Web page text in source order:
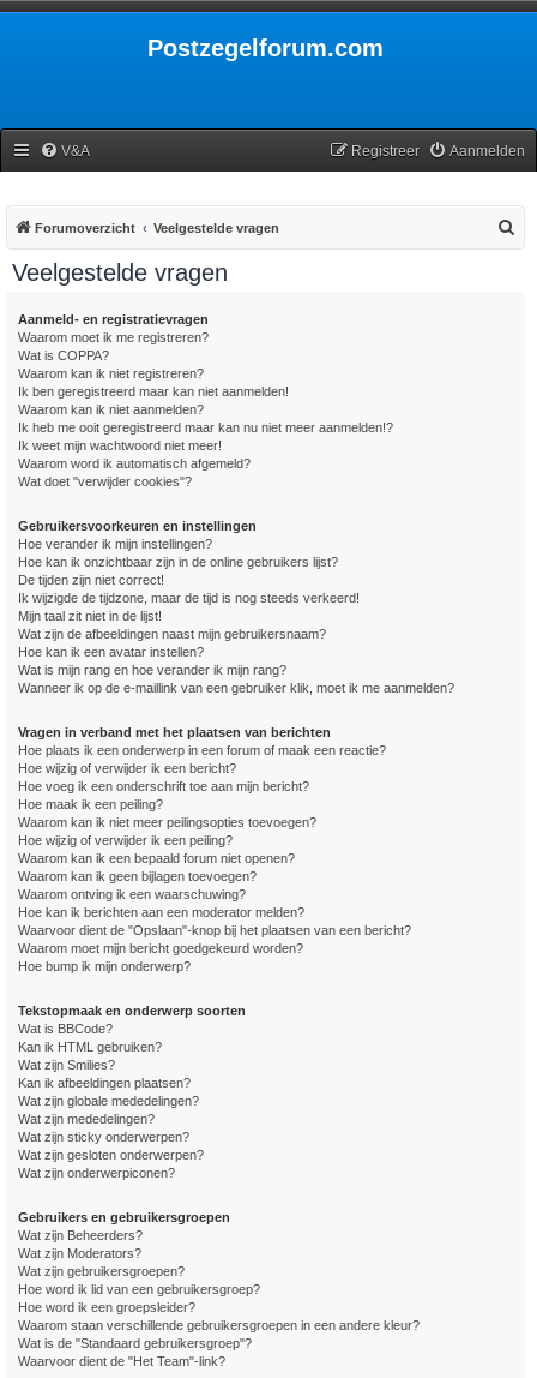
Postzegelforum.com
V&A Aanmelden
Registreer
Forumoverzicht Veelgestelde vragen
Veelgestelde vragen
Aanmeld- en registratievragen
Waarom moet ik me registreren?
Wat is COPPA?
Waarom kan ik niet registreren?
Ik ben geregistreerd maar kan niet aanmelden!
Waarom kan ik niet aanmelden?
Ik heb me ooit geregistreerd maar kan nu niet meer aanmelden!?
Ik weet mijn wachtwoord niet meer!
Waarom word ik automatisch afgemeld?
Wat doet "verwijder cookies"?
Gebruikersvoorkeuren en instellingen
Hoe verander ik mijn instellingen?
Hoe kan ik onzichtbaar zijn in de online gebruikers lijst?
De tijden zijn niet correct!
Ik wijzigde de tijdzone, maar de tijd is nog steeds verkeerd!
Mijn taal zit niet in de lijst!
Wat zijn de afbeeldingen naast mijn gebruikersnaam?
Hoe kan ik een avatar instellen?
Wat is mijn rang en hoe verander ik mijn rang?
Wanneer ik op de e-maillink van een gebruiker klik, moet ik me aanmelden?
Vragen in verband met het plaatsen van berichten
Hoe plaats ik een onderwerp in een forum of maak een reactie?
Hoe wijzig of verwijder ik een bericht?
Hoe voeg ik een onderschrift toe aan mijn bericht?
Hoe maak ik een peiling?
Waarom kan ik niet meer peilingsopties toevoegen?
Hoe wijzig of verwijder ik een peiling?
Waarom kan ik een bepaald forum niet openen?
Waarom kan ik geen bijlagen toevoegen?
Waarom ontving ik een waarschuwing?
Hoe kan ik berichten aan een moderator melden?
Waarvoor dient de "Opslaan"-knop bij het plaatsen van een bericht?
Waarom moet mijn bericht goedgekeurd worden?
Hoe bump ik mijn onderwerp?
Tekstopmaak en onderwerp soorten
Wat is BBCode?
Kan ik HTML gebruiken?
Wat zijn Smilies?
Kan ik afbeeldingen plaatsen?
Wat zijn globale mededelingen?
Wat zijn mededelingen?
Wat zijn sticky onderwerpen?
Wat zijn gesloten onderwerpen?
Wat zijn onderwerpiconen?
Gebruikers en gebruikersgroepen
Wat zijn Beheerders?
Wat zijn Moderators?
Wat zijn gebruikersgroepen?
Hoe word ik lid van een gebruikersgroep?
Hoe word ik een groepsleider?
Waarom staan verschillende gebruikersgroepen in een andere kleur?
Wat is de "Standaard gebruikersgroep"?
Waarvoor dient de "Het Team"-link?